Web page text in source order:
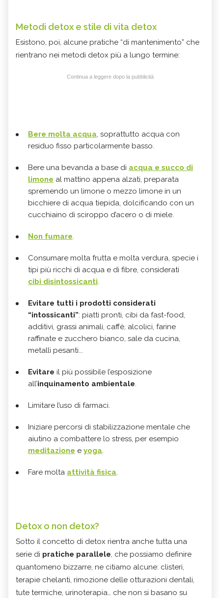
Metodi detox e stile di vita detox
Esistono, poi, alcune pratiche “di mantenimento” che
rientrano nei metodi detox più a lungo termine:
Continua a leggere dopo la pubblicità
Bere molta acqua, soprattutto acqua con
residuo fisso particolarmente basso.
Bere una bevanda a base di acqua e succo di
limone al mattino appena alzati, preparata
spremendo un limone o mezzo limone in un
bicchiere di acqua tiepida, dolcificando con un
cucchiaino di sciroppo d’acero o di miele.
Non fumare.
Consumare molta frutta e molta verdura, specie i
tipi più ricchi di acqua e di fibre, considerati
cibi disintossicanti.
Evitare tutti i prodotti considerati
“intossicanti”: piatti pronti, cibi da fast-food,
additivi, grassi animali, caffè, alcolici, farine
raffinate e zucchero bianco, sale da cucina,
metalli pesanti...
Evitare il più possibile l’esposizione
all’inquinamento ambientale.
Limitare l’uso di farmaci.
Iniziare percorsi di stabilizzazione mentale che
aiutino a combattere lo stress, per esempio
meditazione e yoga.
Fare molta attività fisica.
Detox o non detox?
Sotto il concetto di detox rientra anche tutta una
serie di pratiche parallele, che possiamo definire
quantomeno bizzarre, ne citiamo alcune: clisteri,
terapie chelanti, rimozione delle otturazioni dentali,
tute termiche, urinoterapia… che non si basano su